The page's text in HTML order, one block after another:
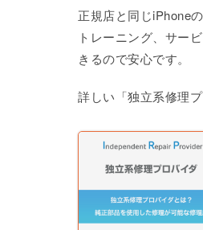
正規店と同じiPhone
トレーニング、サー
きるので安心です。
詳しい「独立系修理